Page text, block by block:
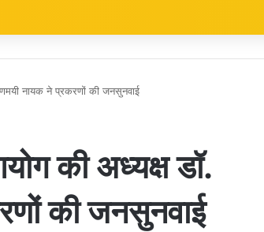
नायक ने प्रकरणों की जनसुनवाई
की अध्यक्ष डॉ.
की जनसुनवाई